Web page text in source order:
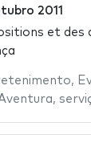
2011
et des
,
,